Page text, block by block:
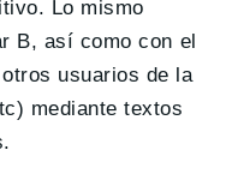
Lo mismo
B, así como con el
usuarios de la
mediante textos